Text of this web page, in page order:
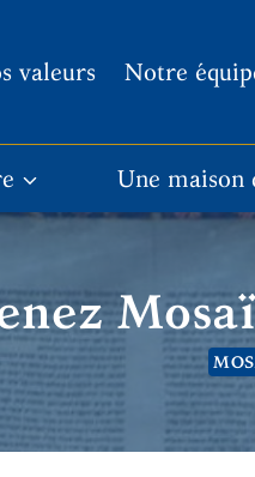
valeurs Notre
Une maison